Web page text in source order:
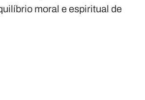
moral e espiritual de